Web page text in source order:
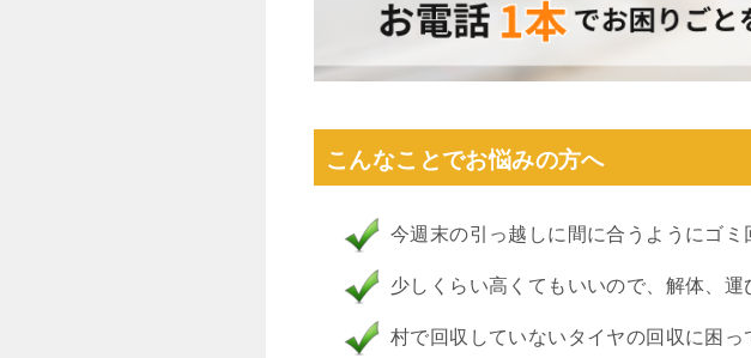
こんなことでお悩みの方へ
今週末の引っ越しに間に合うようにゴ
少しくらい高くてもいいので、解体、
村で回収していないタイヤの回収に困っ